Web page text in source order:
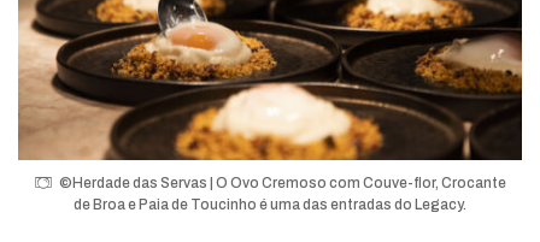
©Herdade das Servas | O Ovo Cremoso com Couve-flor, Crocante
de Broa e Paia de Toucinho é uma das entradas do Legacy.